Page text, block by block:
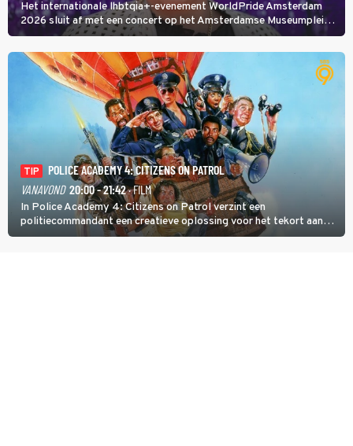
Het internationale lhbtqia+-evenement WorldPride Amsterdam
2026 sluit af met een concert op het Amsterdamse Museumplein.
Anita Doth is een van de optredende artiesten. In de jaren 90
veroverde ze de wereld als zangeres van 2Unlimited.
TIP
POLICE ACADEMY 4: CITIZENS ON PATROL
VANAVOND 20:00 - 21:42· FILM
In Police Academy 4: Citizens on Patrol verzint een
politiecommandant een creatieve oplossing voor het tekort aan
agenten.